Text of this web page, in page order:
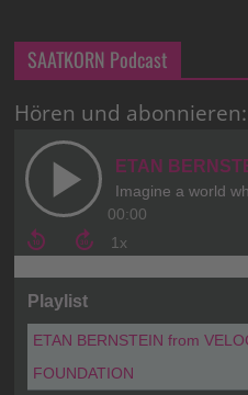
SAATKORN Podcast
Hören und abonnieren: